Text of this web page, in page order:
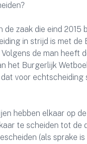
de zaak die eind
in strijd is met de
de man heeft
het Burgerlijk
voor echtscheiding
hebben elkaar op
te scheiden tot de
(als sprake